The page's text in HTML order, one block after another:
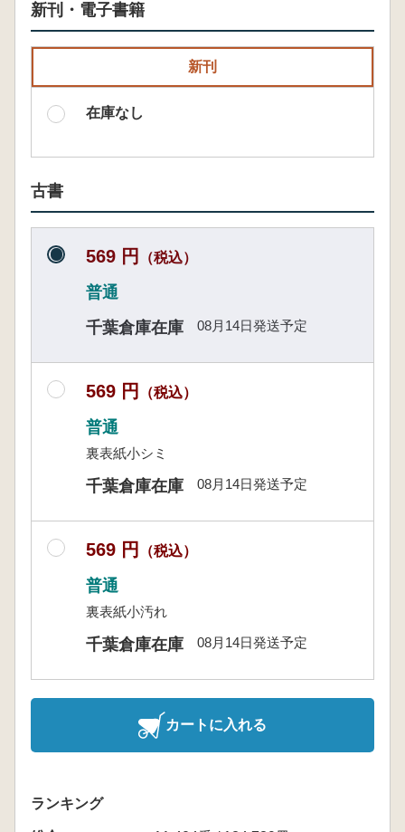
新刊・電子書籍
新刊
在庫なし
古書
569 円 （税込）
普通
千葉倉庫在庫
08月14日発送予定
569 円 （税込）
普通
裏表紙小シミ
千葉倉庫在庫 08月14日発送予定
569 円 （税込）
普通
裏表紙小汚れ
千葉倉庫在庫 08月14日発送予定
カートに入れる
ランキング